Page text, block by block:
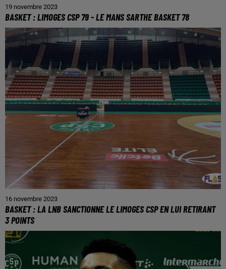
19 novembre 2023
BASKET : LIMOGES CSP 79 - LE MANS SARTHE BASKET 78
16 novembre 2023
BASKET : LA LNB SANCTIONNE LE LIMOGES CSP EN LUI RETIRANT
3 POINTS